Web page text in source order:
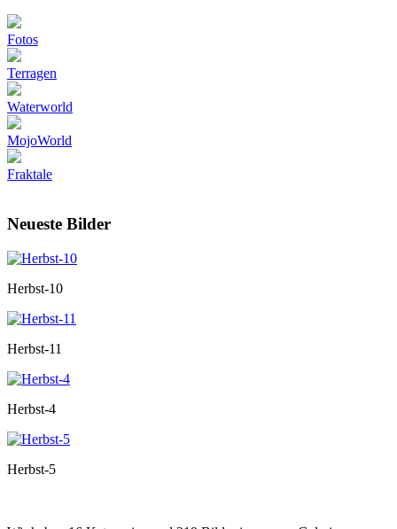
Fotos
Terragen
Waterworld
MojoWorld
Fraktale
Neueste Bilder
Herbst-10
Herbst-11
Herbst-4
Herbst-5